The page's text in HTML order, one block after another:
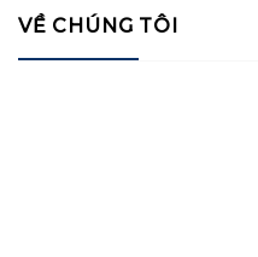
VỀ CHÚNG TÔI